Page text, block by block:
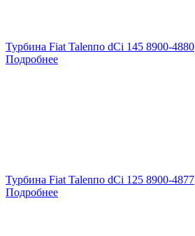
Турбина Fiat Talenпо dCi 145 8900-4880
Подробнее
Турбина Fiat Talenпо dCi 125 8900-4877
Подробнее